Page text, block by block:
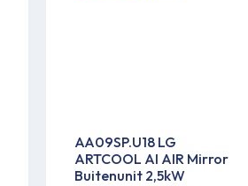
AA09SP.U18 LG
ARTCOOL AI AIR Mirror
Buitenunit 2,5kW